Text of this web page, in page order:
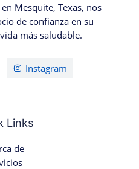
Mesquite, Texas, nos
de confianza en su
más saludable.
Instagram
Links
de